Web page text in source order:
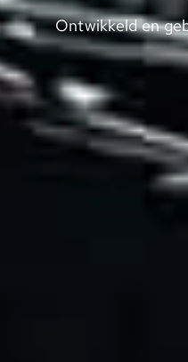
Ontwikkeld en